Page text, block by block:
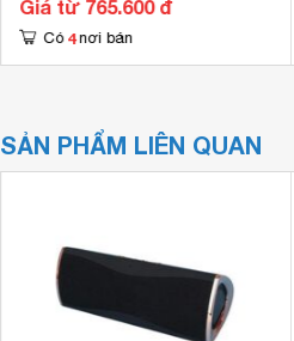
Giá từ 765.600 đ
Có 4 nơi bán
SẢN PHẨM LIÊN QUAN